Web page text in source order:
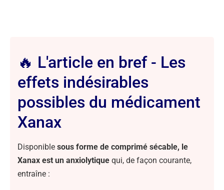
🔥 L'article en bref - Les
effets indésirables
possibles du médicament
Xanax
Disponible sous forme de comprimé sécable, le
Xanax est un anxiolytique qui, de façon courante,
entraîne :